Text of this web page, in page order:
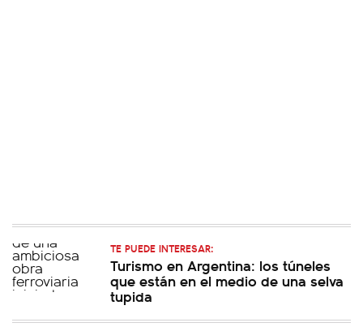
TE PUEDE INTERESAR:
Turismo en Argentina: los túneles
que están en el medio de una selva
tupida